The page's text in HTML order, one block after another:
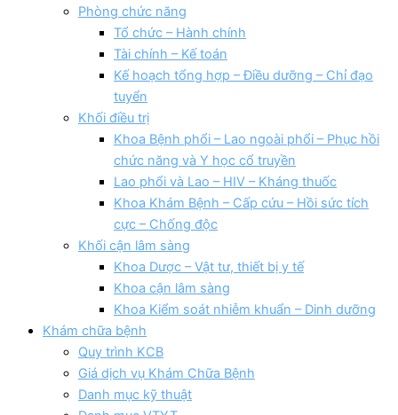
Phòng chức năng
Tổ chức – Hành chính
Tài chính – Kế toán
Kế hoạch tổng hợp – Điều dưỡng – Chỉ đạo
tuyển
Khối điều trị
Khoa Bệnh phổi – Lao ngoài phổi – Phục hồi
chức năng và Y học cổ truyền
Lao phổi và Lao – HIV – Kháng thuốc
Khoa Khám Bệnh – Cấp cứu – Hồi sức tích
cực – Chống độc
Khối cận lâm sàng
Khoa Dược – Vật tư, thiết bị y tế
Khoa cận lâm sàng
Khoa Kiểm soát nhiễm khuẩn – Dinh dưỡng
Khám chữa bệnh
Quy trình KCB
Giá dịch vụ Khám Chữa Bệnh
Danh mục kỹ thuật